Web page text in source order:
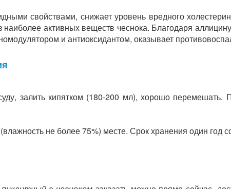
свойствами, снижает уровень вредного
активных веществ чеснока. Благодаря
и антиоксидантом, оказывает
залить кипятком (180-200 мл), хорошо перемешать.
не более 75%) месте. Срок хранения один год